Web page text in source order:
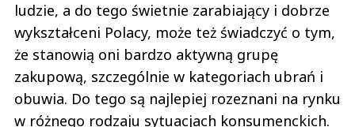
ludzie, a do tego świetnie zarabiający i dobrze
wykształceni Polacy, może też świadczyć o tym,
że stanowią oni bardzo aktywną grupę
zakupową, szczególnie w kategoriach ubrań i
obuwia. Do tego są najlepiej rozeznani na rynku
w różnego rodzaju sytuacjach konsumenckich.